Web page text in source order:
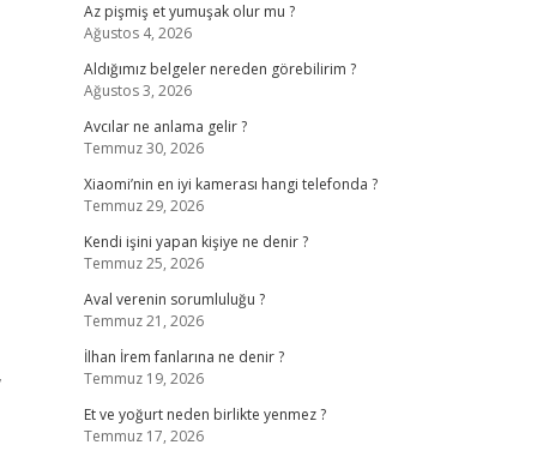
Az pişmiş et yumuşak olur mu ?
Ağustos 4, 2026
Aldığımız belgeler nereden görebilirim ?
Ağustos 3, 2026
Avcılar ne anlama gelir ?
Temmuz 30, 2026
Xiaomi’nin en iyi kamerası hangi telefonda ?
Temmuz 29, 2026
Kendi işini yapan kişiye ne denir ?
Temmuz 25, 2026
Aval verenin sorumluluğu ?
Temmuz 21, 2026
İlhan İrem fanlarına ne denir ?
Temmuz 19, 2026
Et ve yoğurt neden birlikte yenmez ?
Temmuz 17, 2026